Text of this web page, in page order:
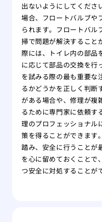
出ないようにしてくださ
場合、フロートバルブや
られます。フロートバル
掃で問題が解決すること
際には、トイレ内の部品
に応じて部品の交換を行
を試みる際の最も重要な
るかどうかを正しく判断
がある場合や、修理が複
るために専門家に依頼す
理のプロフェッショナル
策を得ることができます
踏み、安全に行うことが
を心に留めておくことで
つ安全に対処することが